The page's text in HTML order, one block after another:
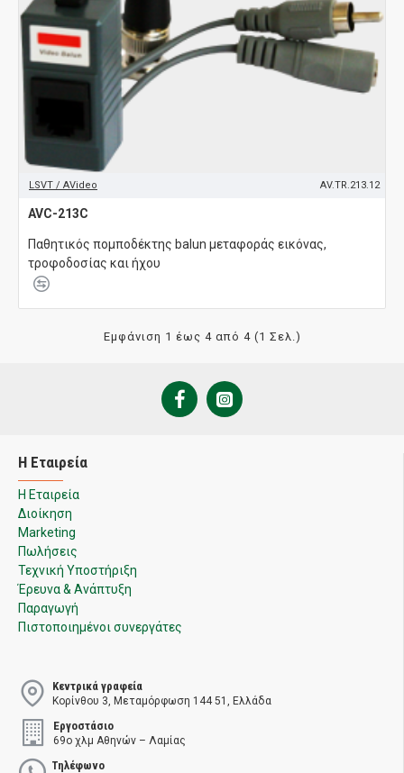
LSVT / AVideo AV.TR.213.12
AVC-213C
Παθητικός πομποδέκτης balun μεταφοράς εικόνας,
τροφοδοσίας και ήχου
Εμφάνιση 1 έως 4 από 4 (1 Σελ.)
Η Εταιρεία
Η Εταιρεία
Διοίκηση
Marketing
Πωλήσεις
Τεχνική Υποστήριξη
Έρευνα & Ανάπτυξη
Παραγωγή
Πιστοποιημένοι συνεργάτες
Κεντρικά γραφεία
Κορίνθου 3, Μεταμόρφωση 144 51, Ελλάδα
Εργοστάσιο
69ο χλμ Αθηνών – Λαμίας
Τηλέφωνο